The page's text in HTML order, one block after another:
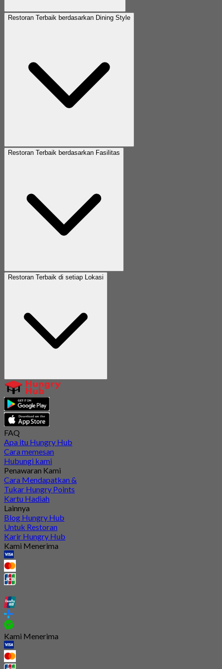
Restoran Terbaik berdasarkan Dining Style
Restoran Terbaik berdasarkan Fasilitas
Restoran Terbaik di setiap Lokasi
FAQ
Apa itu Hungry Hub
Cara memesan
Hubungi kami
Penawaran Kami
Cara Mendapatkan &
Tukar Hungry Points
Kartu Hadiah
Lainnya
Blog Hungry Hub
Untuk Restoran
Karir Hungry Hub
Kami Menerima
Kami Menerima